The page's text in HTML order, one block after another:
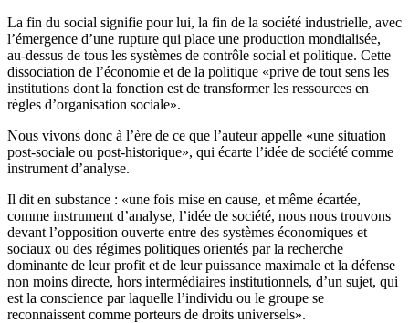
La fin du social signifie pour lui, la fin de la société industrielle, avec
l’émergence d’une rupture qui place une production mondialisée,
au-dessus de tous les systèmes de contrôle social et politique. Cette
dissociation de l’économie et de la politique «prive de tout sens les
institutions dont la fonction est de transformer les ressources en
règles d’organisation sociale».
Nous vivons donc à l’ère de ce que l’auteur appelle «une situation
post-sociale ou post-historique», qui écarte l’idée de société comme
instrument d’analyse.
Il dit en substance : «une fois mise en cause, et même écartée,
comme instrument d’analyse, l’idée de société, nous nous trouvons
devant l’opposition ouverte entre des systèmes économiques et
sociaux ou des régimes politiques orientés par la recherche
dominante de leur profit et de leur puissance maximale et la défense
non moins directe, hors intermédiaires institutionnels, d’un sujet, qui
est la conscience par laquelle l’individu ou le groupe se
reconnaissent comme porteurs de droits universels».